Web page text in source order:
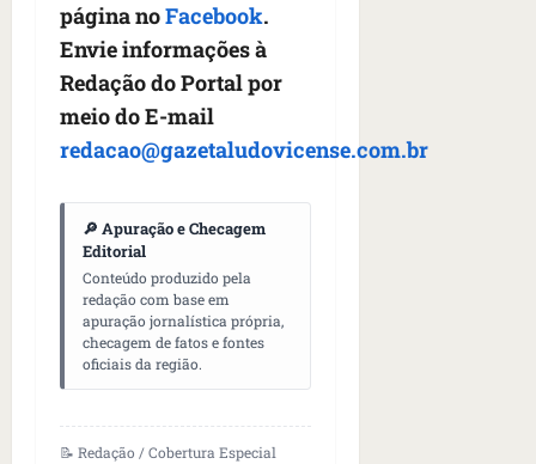
página noFacebook.
Envie informações à
Redação do Portal por
meio do E-mail
redacao@gazetaludovicense.com.br
🔎 Apuração e Checagem
Editorial
Conteúdo produzido pela
redação com base em
apuração jornalística própria,
checagem de fatos e fontes
oficiais da região.
📝 Redação / Cobertura Especial